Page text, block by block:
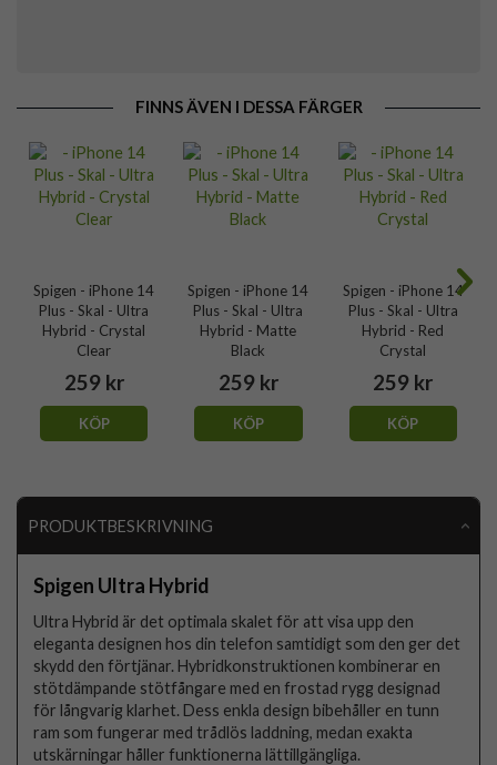
FINNS ÄVEN I DESSA FÄRGER
Spigen - iPhone 14
Plus - Skal - Ultra
Hybrid - Crystal
Clear
259 kr
KÖP
Spigen - iPhone 14
Plus - Skal - Ultra
Hybrid - Matte
Black
259 kr
KÖP
Spigen - iPhone 14
Plus - Skal - Ultra
Hybrid - Red
Crystal
259 kr
KÖP
PRODUKTBESKRIVNING
Spigen Ultra Hybrid
Ultra Hybrid är det optimala skalet för att visa upp den
eleganta designen hos din telefon samtidigt som den ger det
skydd den förtjänar. Hybridkonstruktionen kombinerar en
stötdämpande stötfångare med en frostad rygg designad
för långvarig klarhet. Dess enkla design bibehåller en tunn
ram som fungerar med trådlös laddning, medan exakta
utskärningar håller funktionerna lättillgängliga.